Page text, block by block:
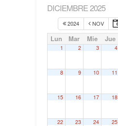
DICIEMBRE 2025
2024 NOV
Lun Mar Mie Jue
1 2 3 4
8 9 10 11
15 16 17 18
22 23 24 25